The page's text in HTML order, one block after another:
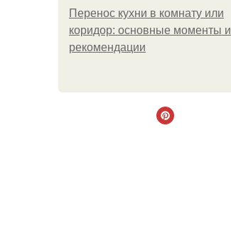
Перенос кухни в комнату или
коридор: основные моменты и
рекомендации